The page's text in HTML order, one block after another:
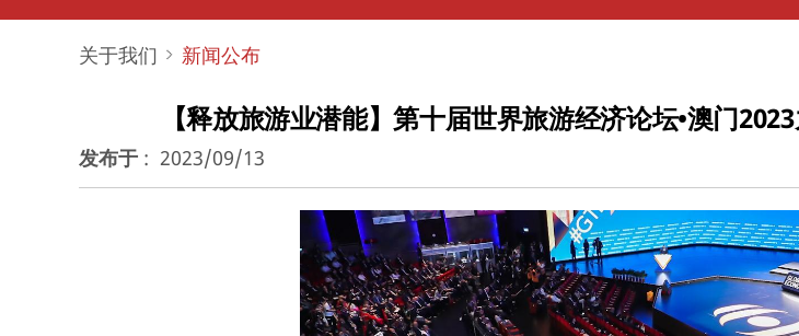
关于我们 新闻公布
【释放旅游业潜能】第十届世界旅游经济论坛•澳门
发布于 : 2023/09/13